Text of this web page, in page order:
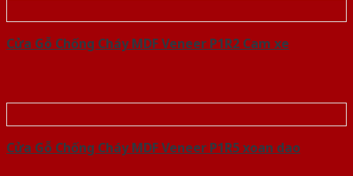
Cửa Gỗ Chống Cháy MDF Veneer P1R2 Cam xe
Cửa Gỗ Chống Cháy MDF Veneer P1R5 xoan dao